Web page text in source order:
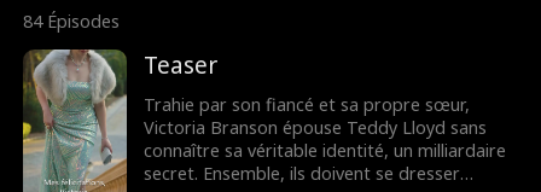
84 Épisodes
Teaser
Trahie par son fiancé et sa propre sœur,
Victoria Branson épouse Teddy Lloyd sans
connaître sa véritable identité, un milliardaire
secret. Ensemble, ils doivent se dresser